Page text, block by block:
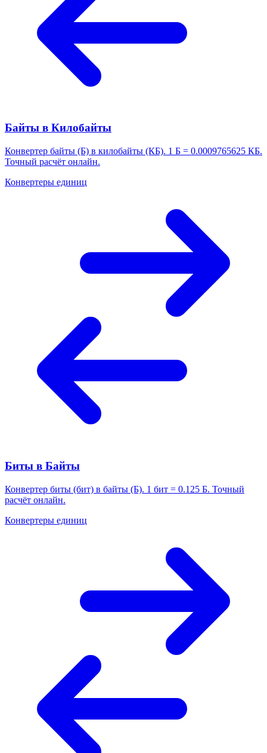
Байты в Килобайты
Конвертер байты (Б) в килобайты (КБ). 1 Б = 0.0009765625 КБ.
Точный расчёт онлайн.
Конвертеры единиц
Биты в Байты
Конвертер биты (бит) в байты (Б). 1 бит = 0.125 Б. Точный
расчёт онлайн.
Конвертеры единиц